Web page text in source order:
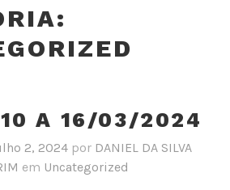
10 A 16/03/2024
2, 2024 por DANIEL DA SILVA
em Uncategorized